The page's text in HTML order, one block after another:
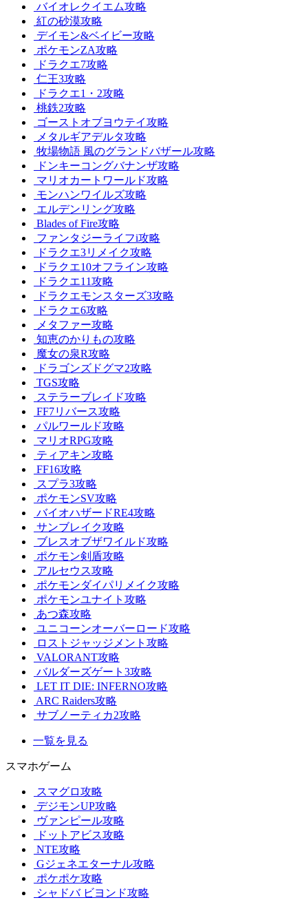
バイオレクイエム攻略
紅の砂漠攻略
デイモン&ベイビー攻略
ポケモンZA攻略
ドラクエ7攻略
仁王3攻略
ドラクエ1・2攻略
桃鉄2攻略
ゴーストオブヨウテイ攻略
メタルギアデルタ攻略
牧場物語 風のグランドバザール攻略
ドンキーコングバナンザ攻略
マリオカートワールド攻略
モンハンワイルズ攻略
エルデンリング攻略
Blades of Fire攻略
ファンタジーライフi攻略
ドラクエ3リメイク攻略
ドラクエ10オフライン攻略
ドラクエ11攻略
ドラクエモンスターズ3攻略
ドラクエ6攻略
メタファー攻略
知恵のかりもの攻略
魔女の泉R攻略
ドラゴンズドグマ2攻略
TGS攻略
ステラーブレイド攻略
FF7リバース攻略
パルワールド攻略
マリオRPG攻略
ティアキン攻略
FF16攻略
スプラ3攻略
ポケモンSV攻略
バイオハザードRE4攻略
サンブレイク攻略
ブレスオブザワイルド攻略
ポケモン剣盾攻略
アルセウス攻略
ポケモンダイパリメイク攻略
ポケモンユナイト攻略
あつ森攻略
ユニコーンオーバーロード攻略
ロストジャッジメント攻略
VALORANT攻略
バルダーズゲート3攻略
LET IT DIE: INFERNO攻略
ARC Raiders攻略
サブノーティカ2攻略
一覧を見る
スマホゲーム
スマグロ攻略
デジモンUP攻略
ヴァンピール攻略
ドットアビス攻略
NTE攻略
Gジェネエターナル攻略
ポケポケ攻略
シャドバ ビヨンド攻略